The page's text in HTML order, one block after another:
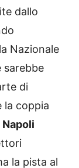
dallo
Nazionale
sarebbe
di
la coppia
Napoli
la pista al